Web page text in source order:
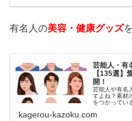
有名人の美容・健康グッズ
芸能人・有
【135選】
開！
芸能人や有名
すよね？素材
をつかってい
いるのでしょ
kagerou-kazoku.com